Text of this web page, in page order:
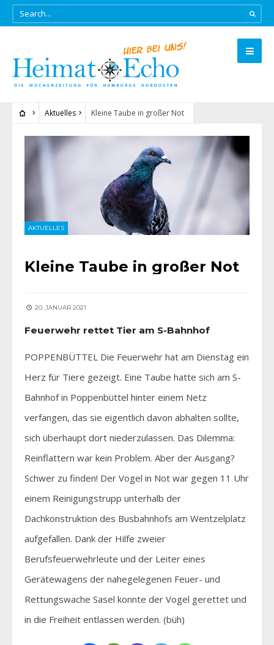
Aktuelles Kleine Taube in großer Not
AKTUELLES
Kleine Taube in großer Not
20. JANUAR 2021
Feuerwehr rettet Tier am S-Bahnhof
POPPENBÜTTEL Die Feuerwehr hat am Dienstag ein
Herz für Tiere gezeigt. Eine Taube hatte sich am S-
Bahnhof in Poppenbüttel hinter einem Netz
verfangen, das sie eigentlich davon abhalten sollte,
sich überhaupt dort niederzulassen. Das Dilemma:
Reinflattern war kein Problem. Aber der Ausgang?
Schwer zu finden! Der Vogel in Not war gegen 11 Uhr
einem Reinigungstrupp unterhalb der
Dachkonstruktion des Busbahnhofs am Wentzelplatz
aufgefallen. Dank der Hilfe zweier
Berufsfeuerwehrleute und der Leiter eines
Gerätewagens der nahegelegenen Feuer- und
Rettungswache Sasel konnte der Vogel gerettet und
in die Freiheit entlassen werden. (büh)